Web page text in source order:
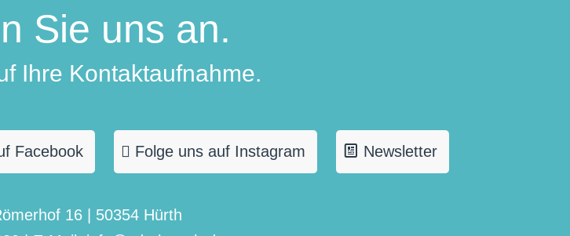
Sie uns an.
Ihre Kontaktaufnahme.
Facebook Folge uns auf Instagram Newsletter
16 | 50354 Hürth